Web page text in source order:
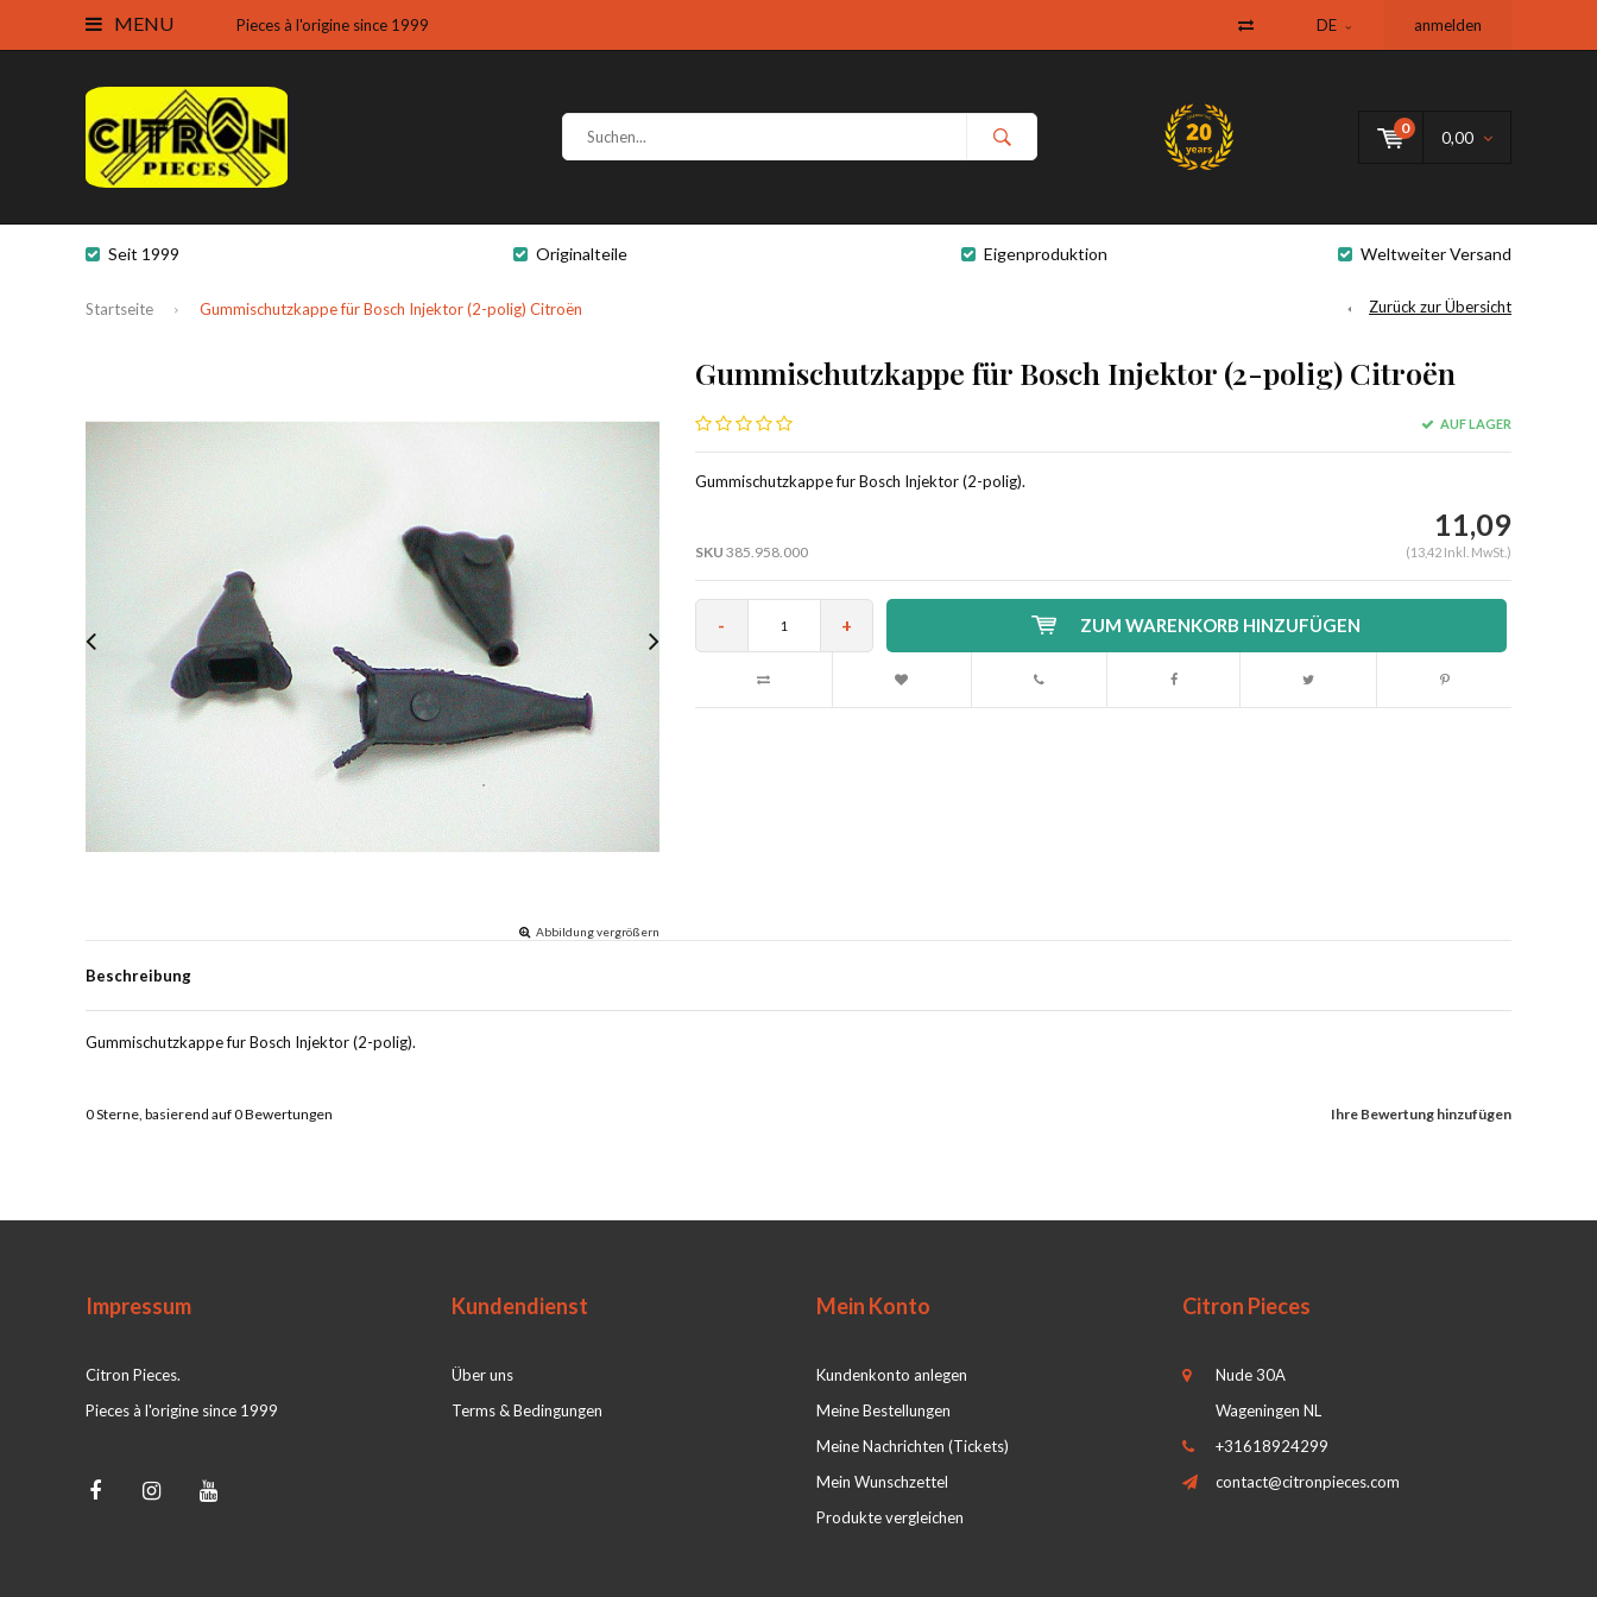
MENU Pieces à l'origine since 1999 DE anmelden
0
0,00
Seit 1999 Originalteile Eigenproduktion Weltweiter Versand
Startseite Gummischutzkappe für Bosch Injektor (2-polig) Citroën Zurück zur Übersicht
Abbildung vergrößern
Gummischutzkappe für Bosch Injektor (2-polig) Citroën
AUF LAGER
Gummischutzkappe fur Bosch Injektor (2-polig).
SKU 385.958.000
11,09
(13,42 Inkl. MwSt.)
- + ZUM WARENKORB HINZUFÜGEN
Beschreibung
Gummischutzkappe fur Bosch Injektor (2-polig).
Ihre Bewertung hinzufügen
0Sterne, basierend auf0Bewertungen
Impressum
Citron Pieces.
Pieces à l'origine since 1999
Kundendienst
Über uns
Terms & Bedingungen
Mein Konto
Kundenkonto anlegen
Meine Bestellungen
Meine Nachrichten (Tickets)
Mein Wunschzettel
Produkte vergleichen
Citron Pieces
Nude 30A
Wageningen NL
+31618924299
contact@citronpieces.com